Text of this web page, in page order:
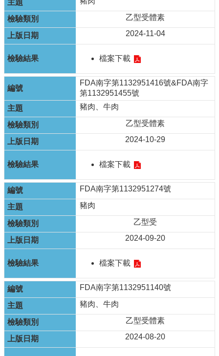
乙型受體素
2024-11-04
檔案下載
FDA南字第1132951416號&FDA南字
第1132951455號
豬肉、牛肉
乙型受體素
2024-10-29
檔案下載
FDA南字第1132951274號
豬肉
乙型受
2024-09-20
檔案下載
FDA南字第1132951140號
豬肉、牛肉
乙型受體素
2024-08-20